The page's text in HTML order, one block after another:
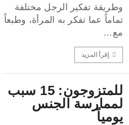
وطريقة تفكير الرجل مختلفة
تماماً عما تفكر به المرأة، وطبعاً
مع…
إقرأ المزيد
للمتزوجون: 15 سبب
لممارسة الجنس
يومياً